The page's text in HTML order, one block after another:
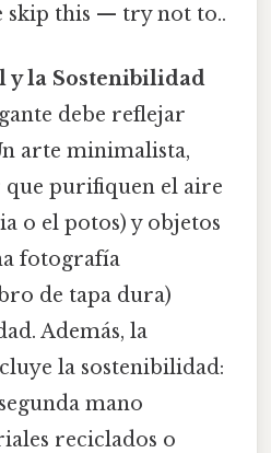
skip this — try not to..
y la Sostenibilidad
debe reflejar
arte minimalista,
purifiquen el aire
o el potos) y objetos
fotografía
de tapa dura)
Además, la
la sostenibilidad:
mano
reciclados o